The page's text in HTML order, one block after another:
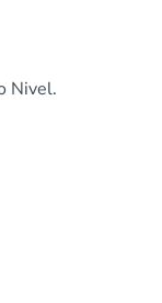
Nivel.